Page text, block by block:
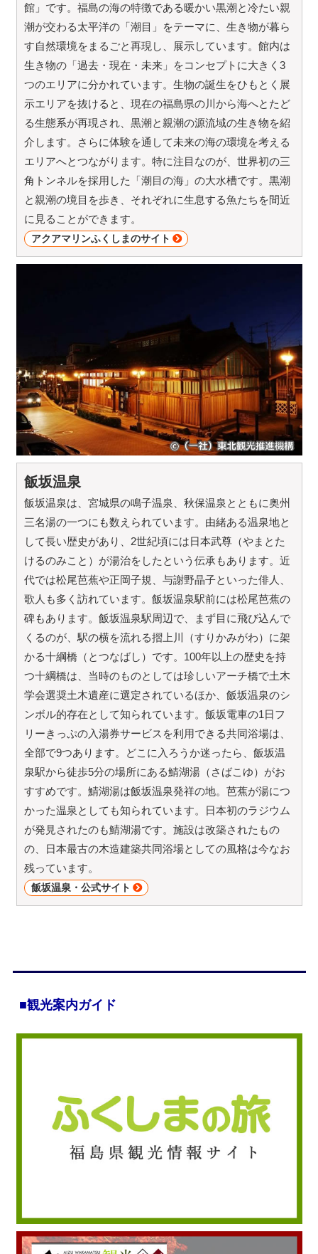
館」です。福島の海の特徴である暖かい黒潮と冷たい親
潮が交わる太平洋の「潮目」をテーマに、生き物が暮ら
す自然環境をまるごと再現し、展示しています。館内は
生き物の「過去・現在・未来」をコンセプトに大きく3
つのエリアに分かれています。生物の誕生をひもとく展
示エリアを抜けると、現在の福島県の川から海へとたど
る生態系が再現され、黒潮と親潮の源流域の生き物を紹
介します。さらに体験を通して未来の海の環境を考える
エリアへとつながります。特に注目なのが、世界初の三
角トンネルを採用した「潮目の海」の大水槽です。黒潮
と親潮の境目を歩き、それぞれに生息する魚たちを間近
に見ることができます。
アクアマリンふくしまのサイト
飯坂温泉
飯坂温泉は、宮城県の鳴子温泉、秋保温泉とともに奥州
三名湯の一つにも数えられています。由緒ある温泉地と
して長い歴史があり、2世紀頃には日本武尊（やまとた
けるのみこと）が湯治をしたという伝承もあります。近
代では松尾芭蕉や正岡子規、与謝野晶子といった俳人、
歌人も多く訪れています。飯坂温泉駅前には松尾芭蕉の
碑もあります。飯坂温泉駅周辺で、まず目に飛び込んで
くるのが、駅の横を流れる摺上川（すりかみがわ）に架
かる十綱橋（とつなばし）です。100年以上の歴史を持
つ十綱橋は、当時のものとしては珍しいアーチ橋で土木
学会選奨土木遺産に選定されているほか、飯坂温泉のシ
ンボル的存在として知られています。飯坂電車の1日フ
リーきっぷの入湯券サービスを利用できる共同浴場は、
全部で9つあります。どこに入ろうか迷ったら、飯坂温
泉駅から徒歩5分の場所にある鯖湖湯（さばこゆ）がお
すすめです。鯖湖湯は飯坂温泉発祥の地。芭蕉が湯につ
かった温泉としても知られています。日本初のラジウム
が発見されたのも鯖湖湯です。施設は改築されたもの
の、日本最古の木造建築共同浴場としての風格は今なお
残っています。
飯坂温泉・公式サイト
■観光案内ガイド